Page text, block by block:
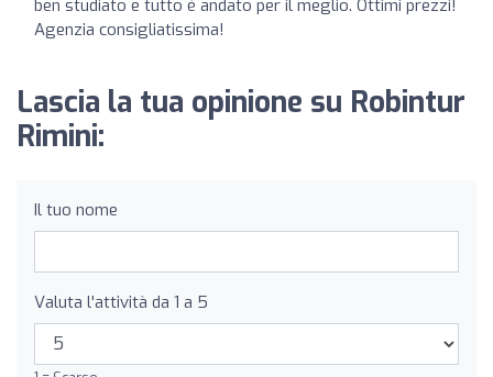
ben studiato e tutto é andato per il meglio. Ottimi prezzi!
Agenzia consigliatissima!
Lascia la tua opinione su Robintur
Rimini:
Il tuo nome
Valuta l'attività da 1 a 5